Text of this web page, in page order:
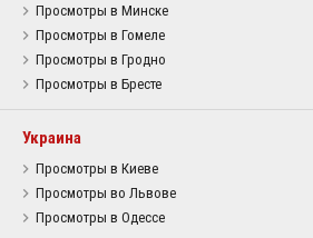
Просмотры в Минске
Просмотры в Гомеле
Просмотры в Гродно
Просмотры в Бресте
Украина
Просмотры в Киеве
Просмотры во Львове
Просмотры в Одессе